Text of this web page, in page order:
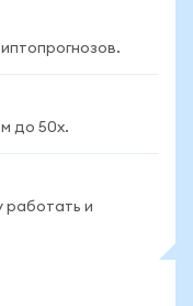
до 50x.
работать и